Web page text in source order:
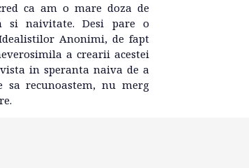
ca am o mare doza de
si naivitate. Desi pare o
Anonimi, de fapt
a crearii acestei
in speranta naiva de a
recunoastem, nu merg